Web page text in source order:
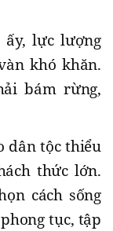
ấy, lực lượng
khó khăn.
bám rừng,
dân tộc thiểu
thức lớn.
cách sống
tục, tập